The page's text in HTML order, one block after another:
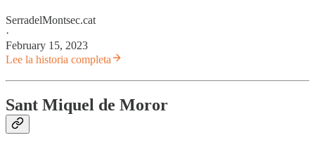
SerradelMontsec.cat
·
February 15, 2023
Lee la historia completa
Sant Miquel de Moror